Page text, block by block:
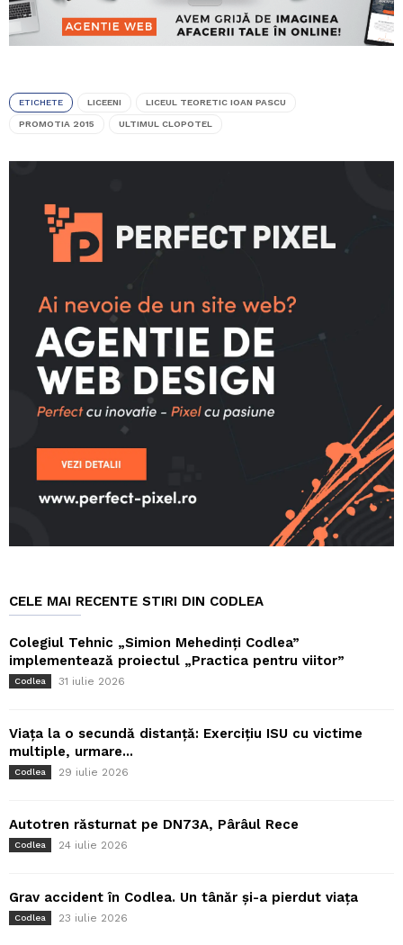
ETICHETE LICEENI LICEUL TEORETIC IOAN PASCU
PROMOTIA 2015 ULTIMUL CLOPOTEL
CELE MAI RECENTE STIRI DIN CODLEA
Colegiul Tehnic „Simion Mehedinți Codlea”
implementează proiectul „Practica pentru viitor”
Codlea 31 iulie 2026
Viața la o secundă distanță: Exercițiu ISU cu victime
multiple, urmare...
Codlea 29 iulie 2026
Autotren răsturnat pe DN73A, Pârâul Rece
Codlea 24 iulie 2026
Grav accident în Codlea. Un tânăr și-a pierdut viața
Codlea 23 iulie 2026